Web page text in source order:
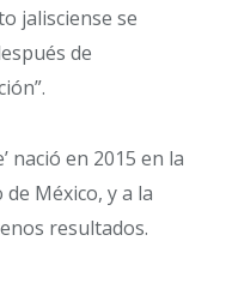
jalisciense se
de
nació en 2015 en la
México, y a la
resultados.